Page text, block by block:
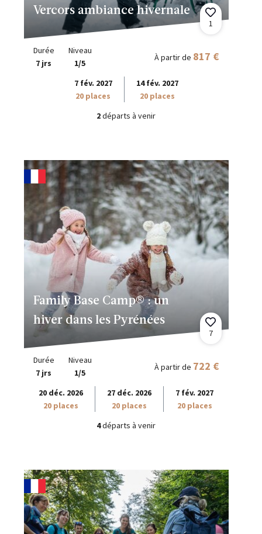
Vercors ambiance hivernale
1
Durée
7 jrs
Niveau
1/5
À partir de 817 €
7 fév. 2027
20 places
14 fév. 2027
20 places
2départs à venir
Family Base Camp® : un
hiver dans les Pyrénées
7
Durée
7 jrs
Niveau
1/5
À partir de 722 €
20 déc. 2026
20 places
27 déc. 2026
20 places
7 fév. 2027
20 places
4départs à venir